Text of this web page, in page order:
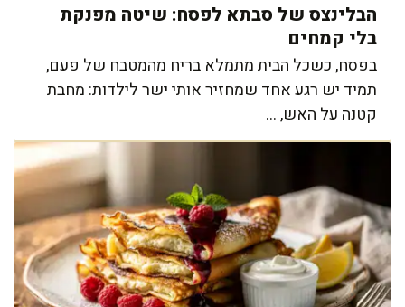
הבלינצס של סבתא לפסח: שיטה מפנקת
בלי קמחים
בפסח, כשכל הבית מתמלא בריח מהמטבח של פעם,
תמיד יש רגע אחד שמחזיר אותי ישר לילדות: מחבת
קטנה על האש, ...